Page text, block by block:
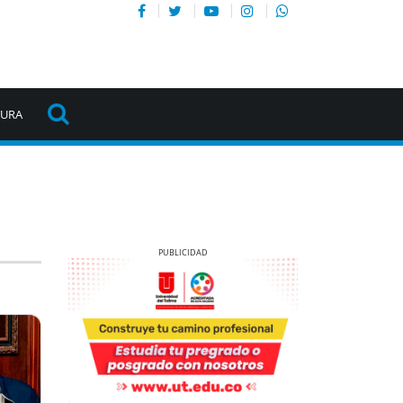
Previous Next
Previous